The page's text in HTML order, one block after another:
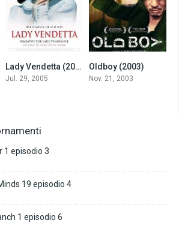
7.6Lady Vendetta (2005)
Jul. 29, 2005
Oldboy (2003)
Nov. 21, 2003
1 episodio 3
19 episodio 4
1 episodio 6